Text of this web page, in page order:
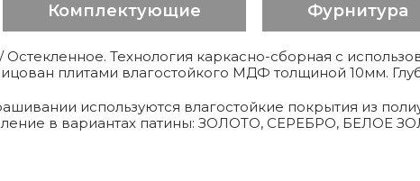
Комплектующие Фурнитура
/ Остекленное. Технология каркасно-сборная с
плитами влагостойкого МДФ толщиной 10мм.
используются влагостойкие покрытия из
в вариантах патины: ЗОЛОТО, СЕРЕБРО,